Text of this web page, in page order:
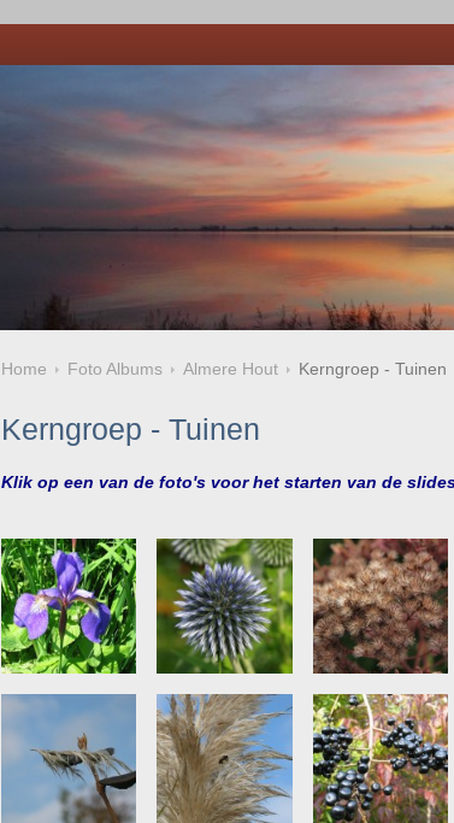
Home Foto Albums Almere Hout Kerngroep - Tuinen
Kerngroep - Tuinen
Klik op een van de foto's voor het starten van de